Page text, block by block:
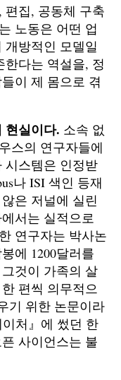
편집, 공동체 구축
노동은 어떤 업
방적인 모델일
다는 역설을, 정
이 제 몸으로 겪
현실이다. 소속 없
스의 연구자들에
시스템은 인정받
나 ISI 색인 등재
은 저널에 실린
서는 실적으로
연구자는 박사논
에 1200달러를
것이 가족의 살
편씩 의무적으
기 위한 논문이라
처』에 썼던 한
사이언스는 불